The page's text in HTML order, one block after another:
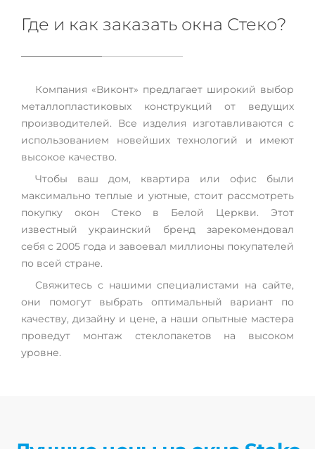
Где и как заказать окна Стеко?
Компания «Виконт» предлагает широкий выбор
металлопластиковых конструкций от ведущих
производителей. Все изделия изготавливаются с
использованием новейших технологий и имеют
высокое качество.
Чтобы ваш дом, квартира или офис были
максимально теплые и уютные, стоит рассмотреть
покупку окон Стеко в Белой Церкви. Этот
известный украинский бренд зарекомендовал
себя с 2005 года и завоевал миллионы покупателей
по всей стране.
Свяжитесь с нашими специалистами на сайте,
они помогут выбрать оптимальный вариант по
качеству, дизайну и цене, а наши опытные мастера
проведут монтаж стеклопакетов на высоком
уровне.